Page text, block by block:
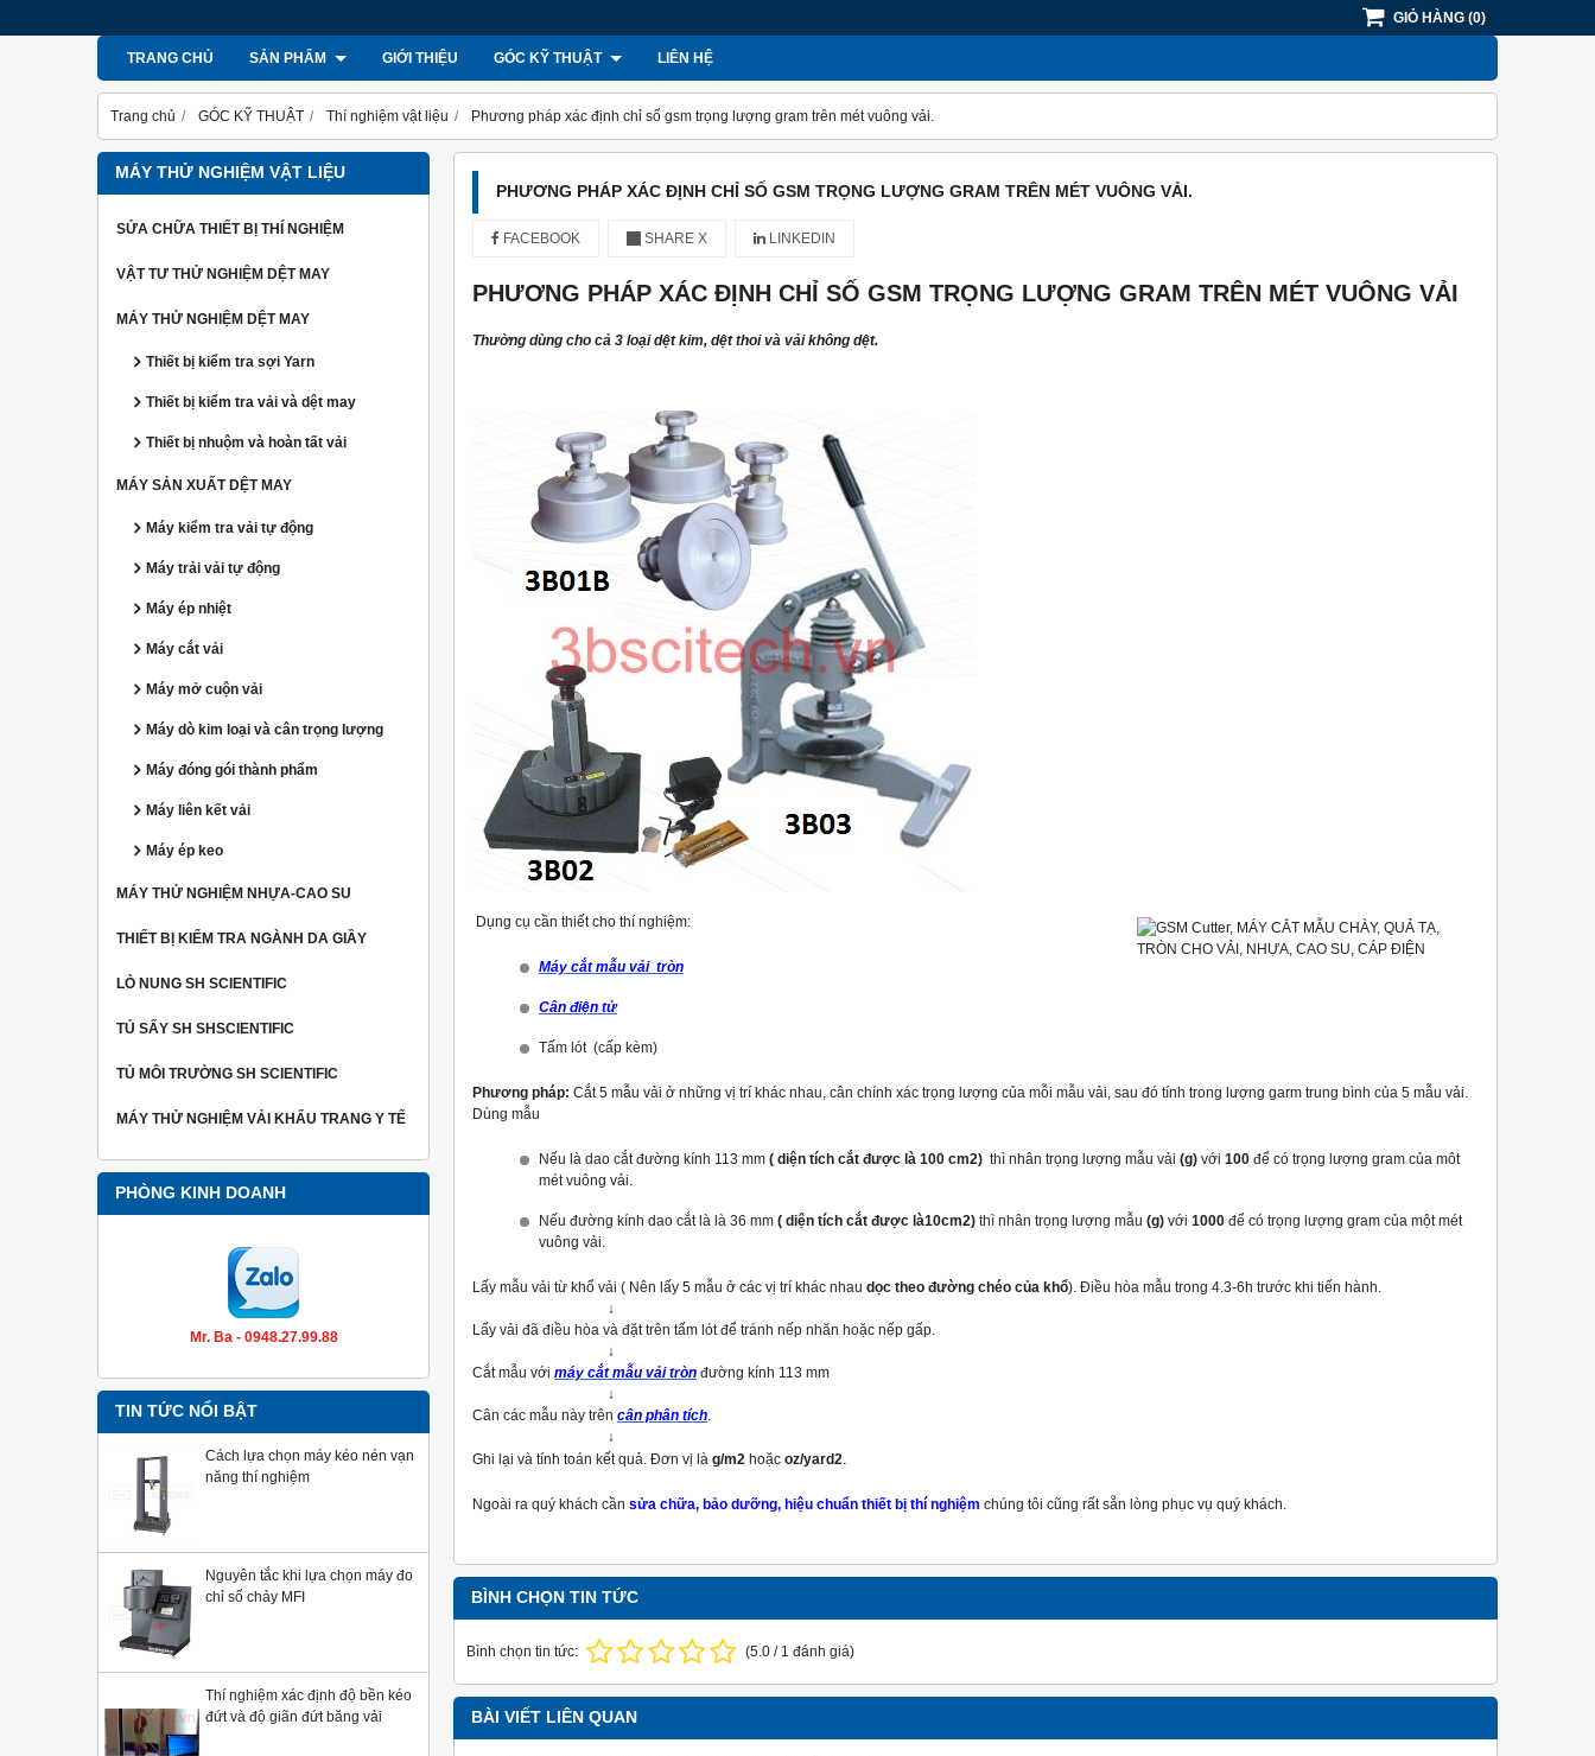
GIỎ HÀNG (0)
TRANG CHỦ SẢN PHẨM GIỚI THIỆU GÓC KỸ THUẬT LIÊN HỆ
Trang chủ GÓC KỸ THUẬT Thí nghiệm vật liệu Phương pháp xác định chỉ số gsm trọng lượng gram trên mét vuông vải.
MÁY THỬ NGHIỆM VẬT LIỆU
SỬA CHỮA THIẾT BỊ THÍ NGHIỆM
VẬT TƯ THỬ NGHIỆM DỆT MAY
MÁY THỬ NGHIỆM DỆT MAY
Thiết bị kiểm tra sợi Yarn
Thiết bị kiểm tra vải và dệt may
Thiết bị nhuộm và hoàn tất vải
MÁY SẢN XUẤT DỆT MAY
Máy kiểm tra vải tự động
Máy trải vải tự động
Máy ép nhiệt
Máy cắt vải
Máy mở cuộn vải
Máy dò kim loại và cân trọng lượng
Máy đóng gói thành phẩm
Máy liên kết vải
Máy ép keo
MÁY THỬ NGHIỆM NHỰA-CAO SU
THIẾT BỊ KIỂM TRA NGÀNH DA GIẦY
LÒ NUNG SH SCIENTIFIC
TỦ SẤY SH SHSCIENTIFIC
TỦ MÔI TRƯỜNG SH SCIENTIFIC
MÁY THỬ NGHIỆM VẢI KHẨU TRANG Y TẾ
PHÒNG KINH DOANH
Mr. Ba - 0948.27.99.88
TIN TỨC NỔI BẬT
Cách lựa chọn máy kéo nén vạn
năng thí nghiệm
Nguyên tắc khi lựa chọn máy đo
chỉ số chảy MFI
Thí nghiệm xác định độ bền kéo
đứt và độ giãn đứt băng vải
PHƯƠNG PHÁP XÁC ĐỊNH CHỈ SỐ GSM TRỌNG LƯỢNG GRAM TRÊN MÉT VUÔNG VẢI.
FACEBOOK SHARE X LINKEDIN
PHƯƠNG PHÁP XÁC ĐỊNH CHỈ SỐ GSM TRỌNG LƯỢNG GRAM TRÊN MÉT VUÔNG VẢI
Thường dùng cho cả 3 loại dệt kim, dệt thoi và vải không dệt.
Dụng cụ cần thiết cho thí nghiệm:
Máy cắt mẫu vải tròn
Cân điện tử
Tấm lót (cấp kèm)
Phương pháp: Cắt 5 mẫu vải ở những vị trí khác nhau, cân chính xác trọng lượng của mỗi mẫu vải, sau đó tính trong lượng garm trung bình của 5 mẫu vải.
Dùng mẫu
Nếu là dao cắt đường kính 113 mm ( diện tích cắt được là 100 cm2) thì nhân trọng lượng mẫu vải (g) với 100 để có trọng lượng gram của môt
mét vuông vải.
Nếu đường kính dao cắt là là 36 mm ( diện tích cắt được là10cm2) thì nhân trọng lượng mẫu (g) với 1000 để có trọng lượng gram của một mét
vuông vải.
Lấy mẫu vải từ khổ vải ( Nên lấy 5 mẫu ở các vị trí khác nhau dọc theo đường chéo của khổ). Điều hòa mẫu trong 4.3-6h trước khi tiến hành.
↓
Lấy vải đã điều hòa và đặt trên tấm lót để tránh nếp nhăn hoặc nếp gấp.
↓
Cắt mẫu với máy cắt mẫu vải tròn đường kính 113 mm
↓
Cân các mẫu này trên cân phân tích.
↓
Ghi lại và tính toán kết quả. Đơn vị là g/m2 hoặc oz/yard2.
Ngoài ra quý khách cần sửa chữa, bảo dưỡng, hiệu chuẩn thiết bị thí nghiệm chúng tôi cũng rất sẵn lòng phục vụ quý khách.
BÌNH CHỌN TIN TỨC
Bình chọn tin tức: (5.0 / 1 đánh giá)
BÀI VIẾT LIÊN QUAN